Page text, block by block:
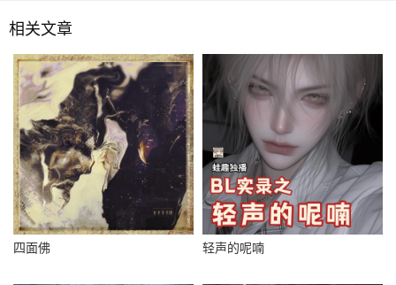
相关文章
四面佛 轻声的呢喃